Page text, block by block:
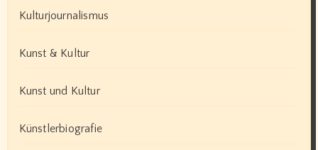
Kulturjournalismus
Kunst & Kultur
Kunst und Kultur
Künstlerbiografie